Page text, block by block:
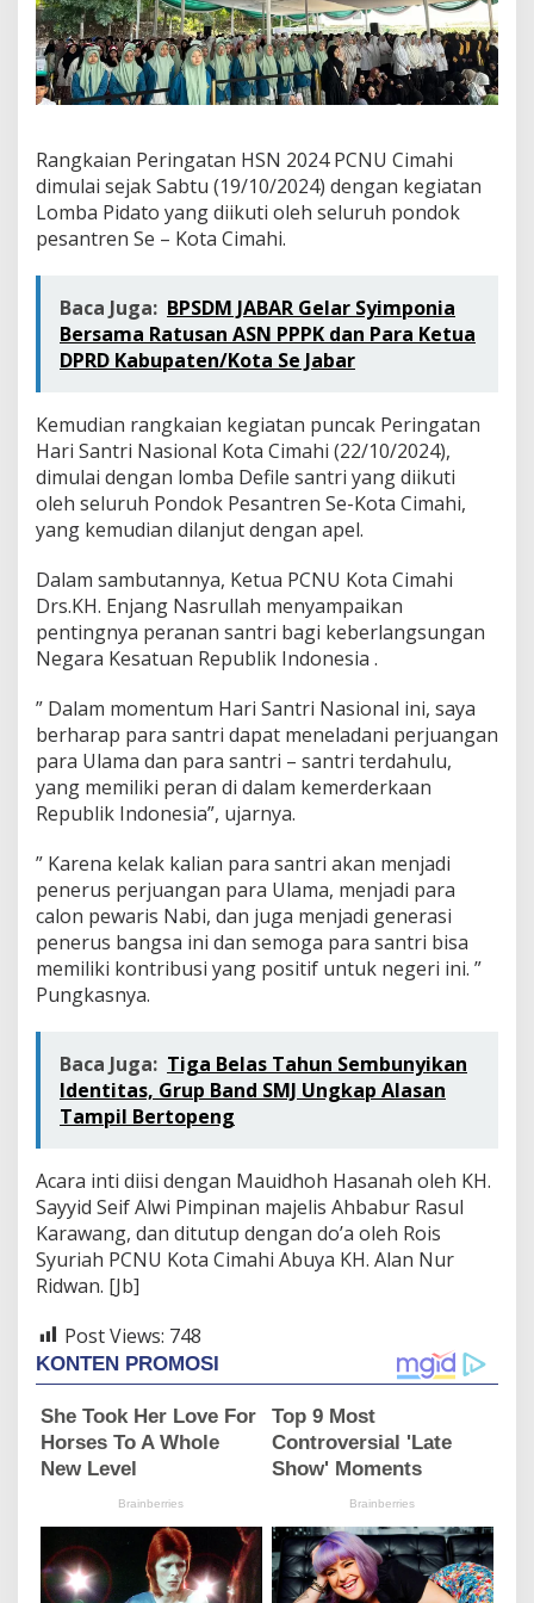
Rangkaian Peringatan HSN 2024 PCNU Cimahi
dimulai sejak Sabtu (19/10/2024) dengan kegiatan
Lomba Pidato yang diikuti oleh seluruh pondok
pesantren Se – Kota Cimahi.
Baca Juga: BPSDM JABAR Gelar Syimponia
Bersama Ratusan ASN PPPK dan Para Ketua
DPRD Kabupaten/Kota Se Jabar
Kemudian rangkaian kegiatan puncak Peringatan
Hari Santri Nasional Kota Cimahi (22/10/2024),
dimulai dengan lomba Defile santri yang diikuti
oleh seluruh Pondok Pesantren Se-Kota Cimahi,
yang kemudian dilanjut dengan apel.
Dalam sambutannya, Ketua PCNU Kota Cimahi
Drs.KH. Enjang Nasrullah menyampaikan
pentingnya peranan santri bagi keberlangsungan
Negara Kesatuan Republik Indonesia .
” Dalam momentum Hari Santri Nasional ini, saya
berharap para santri dapat meneladani perjuangan
para Ulama dan para santri – santri terdahulu,
yang memiliki peran di dalam kemerderkaan
Republik Indonesia”, ujarnya.
” Karena kelak kalian para santri akan menjadi
penerus perjuangan para Ulama, menjadi para
calon pewaris Nabi, dan juga menjadi generasi
penerus bangsa ini dan semoga para santri bisa
memiliki kontribusi yang positif untuk negeri ini. ”
Pungkasnya.
Baca Juga: Tiga Belas Tahun Sembunyikan
Identitas, Grup Band SMJ Ungkap Alasan
Tampil Bertopeng
Acara inti diisi dengan Mauidhoh Hasanah oleh KH.
Sayyid Seif Alwi Pimpinan majelis Ahbabur Rasul
Karawang, dan ditutup dengan do’a oleh Rois
Syuriah PCNU Kota Cimahi Abuya KH. Alan Nur
Ridwan. [Jb]
Post Views: 748